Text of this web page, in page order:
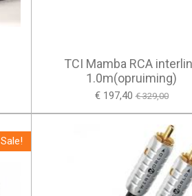
TCI Mamba RCA
1.0m(opruiming)
€ 197,40 € 329,00
Sale!